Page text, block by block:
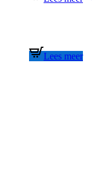
Lees meer